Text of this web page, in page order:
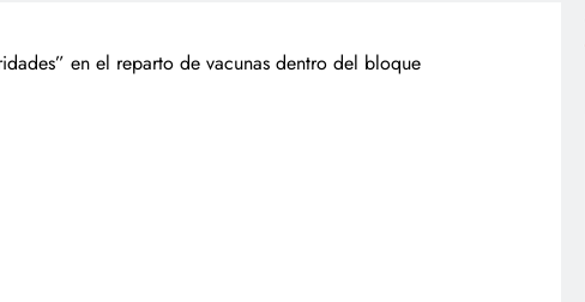
en el reparto de vacunas dentro del bloque